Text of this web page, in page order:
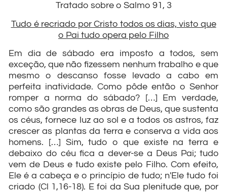
Tratado sobre o Salmo 91, 3
Tudo é recriado por Cristo todos os dias, visto que
o Pai tudo opera pelo Filho
Em dia de sábado era imposto a todos, sem
exceção, que não fizessem nenhum trabalho e que
mesmo o descanso fosse levado a cabo em
perfeita inatividade. Como pôde então o Senhor
romper a norma do sábado? […] Em verdade,
como são grandes as obras de Deus, que sustenta
os céus, fornece luz ao sol e a todos os astros, faz
crescer as plantas da terra e conserva a vida aos
homens. […] Sim, tudo o que existe na terra e
debaixo do céu fica a dever-se a Deus Pai; tudo
vem de Deus e tudo existe pelo Filho. Com efeito,
Ele é a cabeça e o princípio de tudo; n'Ele tudo foi
criado (Cl 1,16-18). E foi da Sua plenitude que, por